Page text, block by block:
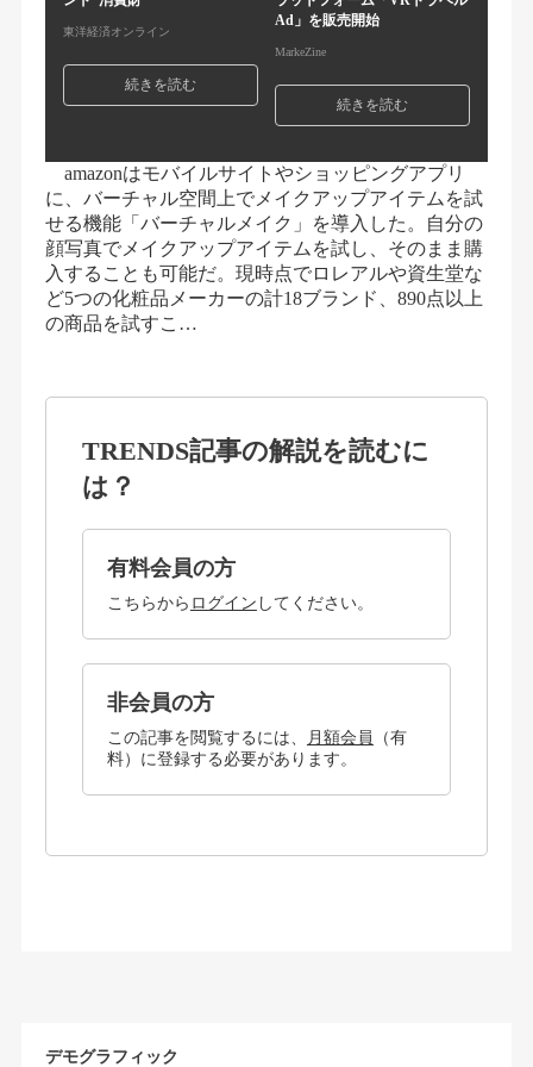
東洋経済オンライン
続きを読む
Ad」を販売開始
MarkeZine
続きを読む
amazonはモバイルサイトやショッピングアプリ
に、バーチャル空間上でメイクアップアイテムを試
せる機能「バーチャルメイク」を導入した。自分の
顔写真でメイクアップアイテムを試し、そのまま購
入することも可能だ。現時点でロレアルや資生堂な
ど5つの化粧品メーカーの計18ブランド、890点以上
の商品を試すこ…
TRENDS記事の解説を読むに
は？
有料会員の方
こちらから ログイン してください。
非会員の方
この記事を閲覧するには、 月額会員
（有
料）に登録する必要があります。
デモグラフィック